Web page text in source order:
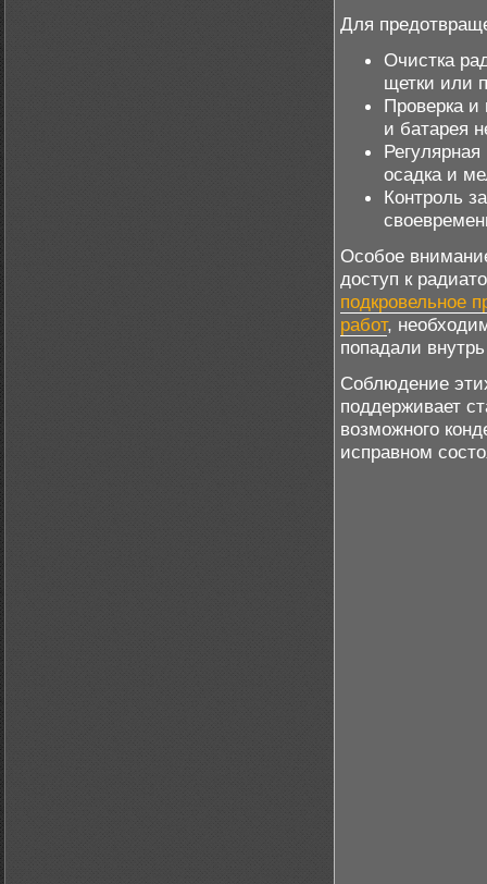
Для
Очистка
щетки или
Проверка
и батарея
осадка и
Контроль
Особое
доступ к
подкровельное
работ,
попадали
Соблюдение
поддерживает
возможного
исправном